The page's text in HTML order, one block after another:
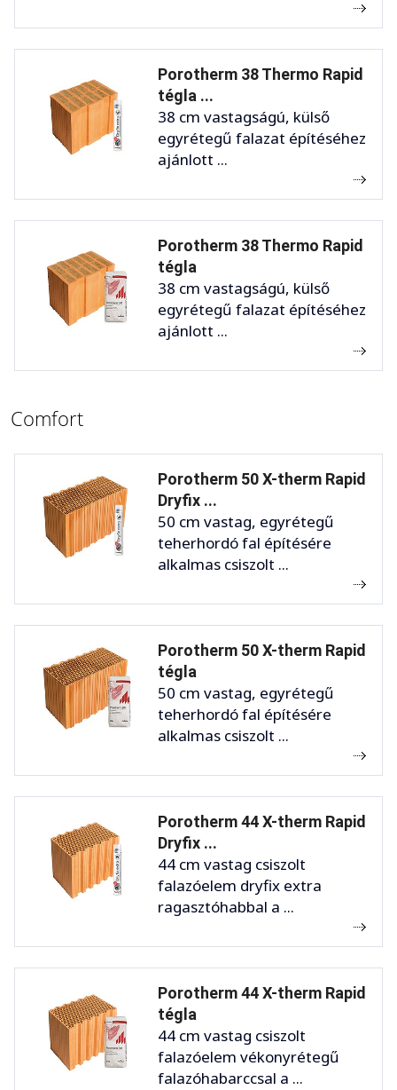
Porotherm 38 Thermo Rapid
tégla ...
38 cm vastagságú, külső
egyrétegű falazat építéséhez
ajánlott ...
Porotherm 38 Thermo Rapid
tégla
38 cm vastagságú, külső
egyrétegű falazat építéséhez
ajánlott ...
Comfort
Porotherm 50 X-therm Rapid
Dryfix ...
50 cm vastag, egyrétegű
teherhordó fal építésére
alkalmas csiszolt ...
Porotherm 50 X-therm Rapid
tégla
50 cm vastag, egyrétegű
teherhordó fal építésére
alkalmas csiszolt ...
Porotherm 44 X-therm Rapid
Dryfix ...
44 cm vastag csiszolt
falazóelem dryfix extra
ragasztóhabbal a ...
Porotherm 44 X-therm Rapid
tégla
44 cm vastag csiszolt
falazóelem vékonyrétegű
falazóhabarccsal a ...